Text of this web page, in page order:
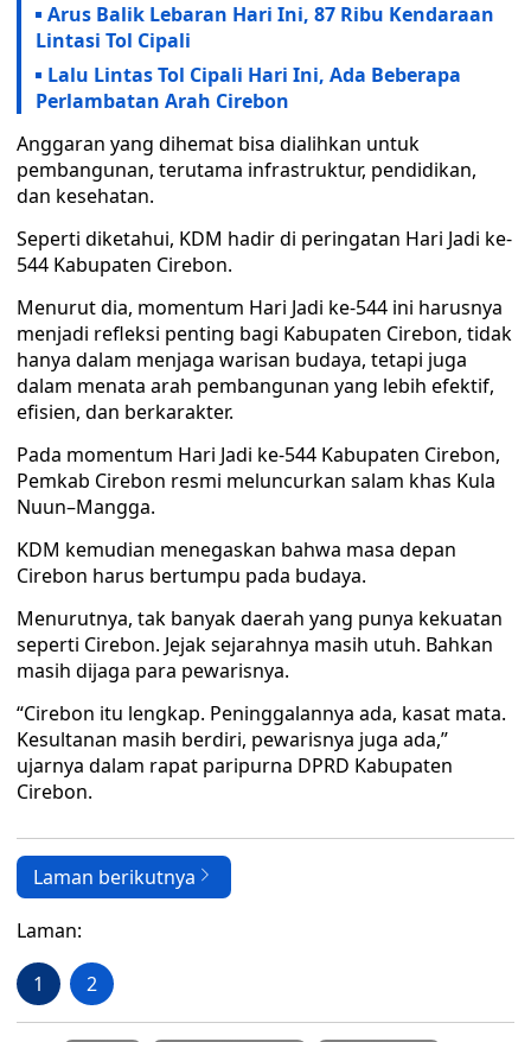
Arus Balik Lebaran Hari Ini, 87 Ribu Kendaraan
Lintasi Tol Cipali
Lalu Lintas Tol Cipali Hari Ini, Ada Beberapa
Perlambatan Arah Cirebon
Anggaran yang dihemat bisa dialihkan untuk
pembangunan, terutama infrastruktur, pendidikan,
dan kesehatan.
Seperti diketahui, KDM hadir di peringatan Hari Jadi ke-
544 Kabupaten Cirebon.
Menurut dia, momentum Hari Jadi ke-544 ini harusnya
menjadi refleksi penting bagi Kabupaten Cirebon, tidak
hanya dalam menjaga warisan budaya, tetapi juga
dalam menata arah pembangunan yang lebih efektif,
efisien, dan berkarakter.
Pada momentum Hari Jadi ke-544 Kabupaten Cirebon,
Pemkab Cirebon resmi meluncurkan salam khas Kula
Nuun–Mangga.
KDM kemudian menegaskan bahwa masa depan
Cirebon harus bertumpu pada budaya.
Menurutnya, tak banyak daerah yang punya kekuatan
seperti Cirebon. Jejak sejarahnya masih utuh. Bahkan
masih dijaga para pewarisnya.
“Cirebon itu lengkap. Peninggalannya ada, kasat mata.
Kesultanan masih berdiri, pewarisnya juga ada,”
ujarnya dalam rapat paripurna DPRD Kabupaten
Cirebon.
Laman berikutnya
Laman:
1 2